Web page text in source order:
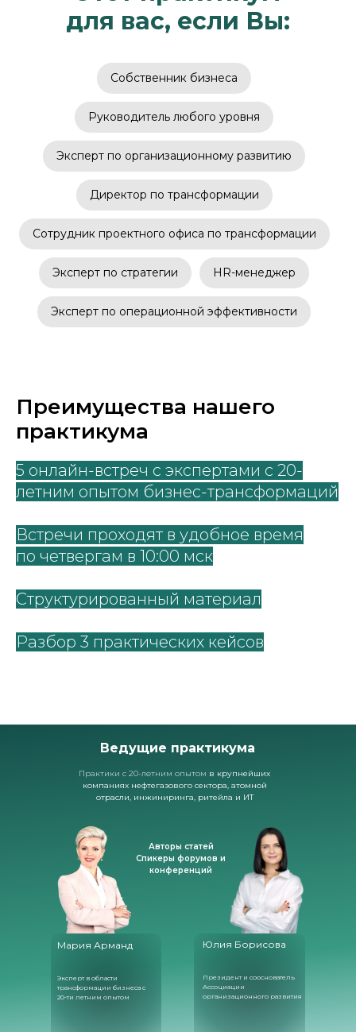
для вас, если Вы:
Собственник бизнеса
Руководитель любого уровня
Эксперт по организационному развитию
Директор по трансформации
Сотрудник проектного офиса по трансформации
Эксперт по стратегии HR-менеджер
Эксперт по операционной эффективности
Преимущества нашего
практикума
5 онлайн-встреч с экспертами с 20-
летним опытом бизнес-трансформаций
Встречи проходят в удобное время
по четвергам в 10:00 мск
Структурированный материал
Разбор 3 практических кейсов
Ведущие практикума
Президент и сооснователь
Ассоциации
организационного развития
Юлия Борисова
Мария Арманд
Эксперт в области
трансформации бизнеса с
20-ти летним опытом
Практики с 20-летним опытом в крупнейших
компаниях нефтегазового сектора, атомной
отрасли, инжиниринга, ритейла и ИТ
Авторы статей
Спикеры форумов и
конференций